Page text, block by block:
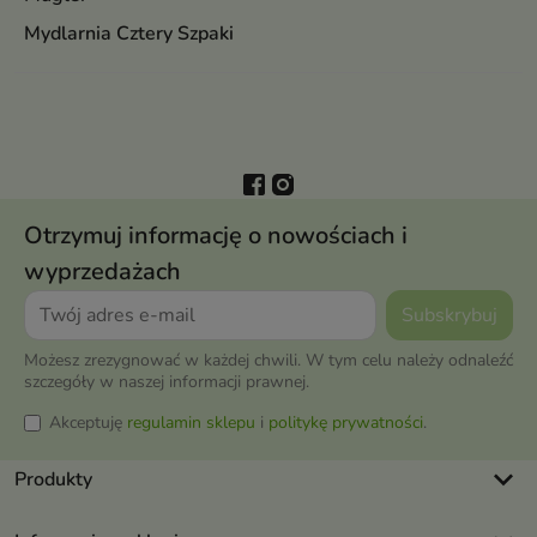
Mydlarnia Cztery Szpaki
Otrzymuj informację o nowościach i
wyprzedażach
Możesz zrezygnować w każdej chwili. W tym celu należy odnaleźć
szczegóły w naszej informacji prawnej.
Akceptuję regulamin sklepu i politykę prywatności.
Produkty keyboard_arrow_down